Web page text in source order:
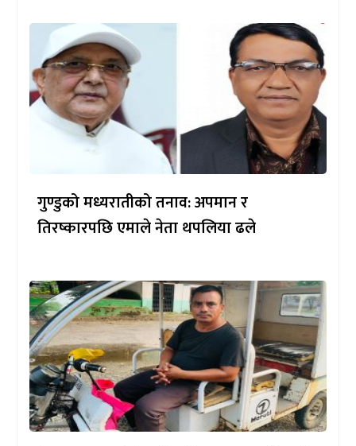
गुण्डुको मध्यरातीको तनाव: अपमान र
तिरष्कारपछि एमाले नेता थपलिया ढले